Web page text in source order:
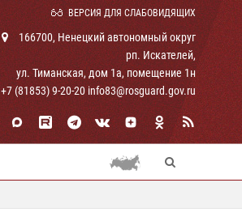
ВЕРСИЯ ДЛЯ СЛАБОВИДЯЩИХ
166700, Ненецкий автономный округ
рп. Искателей,
ул. Тиманская, дом 1а, помещение 1н
+7 (81853) 9-20-20 info83@rosguard.gov.ru